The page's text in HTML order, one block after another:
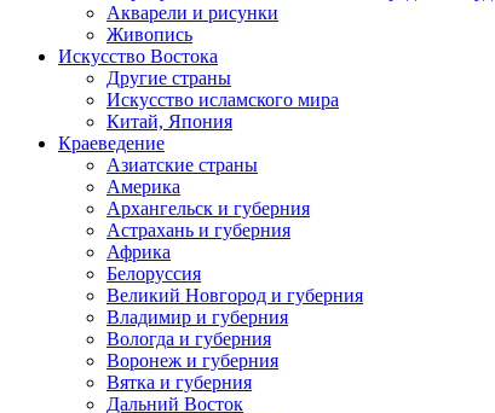
Акварели и рисунки
Живопись
Искусство Востока
Другие страны
Искусство исламского мира
Китай, Япония
Краеведение
Азиатские страны
Америка
Архангельск и губерния
Астрахань и губерния
Африка
Белоруссия
Великий Новгород и губерния
Владимир и губерния
Вологда и губерния
Воронеж и губерния
Вятка и губерния
Дальний Восток